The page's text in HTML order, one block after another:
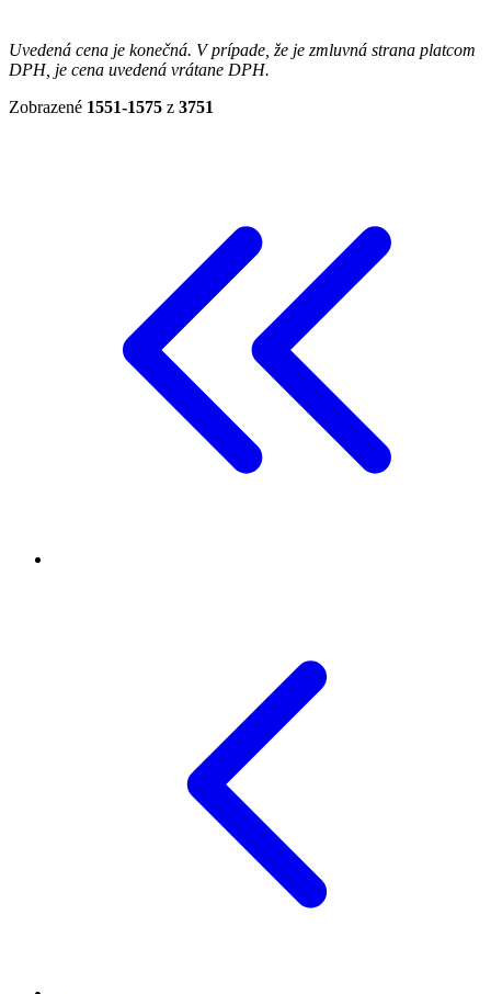
Uvedená cena je konečná. V prípade, že je zmluvná strana platcom
DPH, je cena uvedená vrátane DPH.
Zobrazené 1551-1575 z 3751